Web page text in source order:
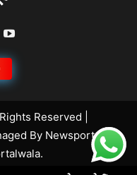
Reserved |
By Newsportal